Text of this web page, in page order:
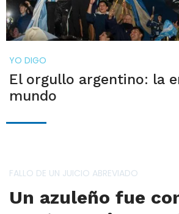
YO DIGO
El orgullo argentino: la
mundo
FALLO DE UN JUICIO ABREVIADO
Un azuleño fue